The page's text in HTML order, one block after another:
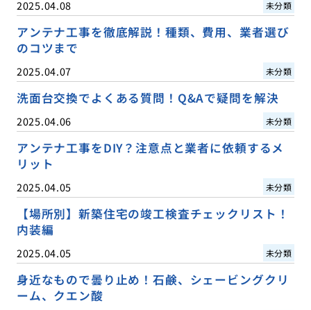
2025.04.08 未分類
アンテナ工事を徹底解説！種類、費用、業者選び
のコツまで
2025.04.07 未分類
洗面台交換でよくある質問！Q&Aで疑問を解決
2025.04.06 未分類
アンテナ工事をDIY？注意点と業者に依頼するメ
リット
2025.04.05 未分類
【場所別】新築住宅の竣工検査チェックリスト！
内装編
2025.04.05 未分類
身近なもので曇り止め！石鹸、シェービングクリ
ーム、クエン酸